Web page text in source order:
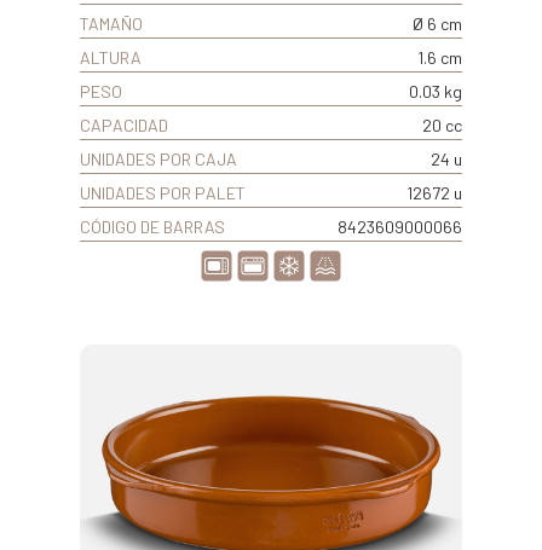
TAMAÑO
Ø 6 cm
ALTURA
1.6 cm
PESO
0.03 kg
CAPACIDAD
20 cc
UNIDADES POR CAJA
24 u
UNIDADES POR PALET
12672 u
CÓDIGO DE BARRAS
8423609000066